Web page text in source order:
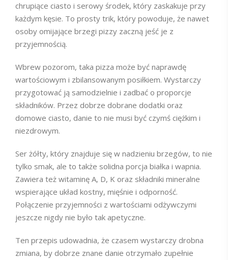
chrupiące ciasto i serowy środek, który zaskakuje przy
każdym kęsie. To prosty trik, który powoduje, że nawet
osoby omijające brzegi pizzy zaczną jeść je z
przyjemnością.
Wbrew pozorom, taka pizza może być naprawdę
wartościowym i zbilansowanym posiłkiem. Wystarczy
przygotować ją samodzielnie i zadbać o proporcje
składników. Przez dobrze dobrane dodatki oraz
domowe ciasto, danie to nie musi być czymś ciężkim i
niezdrowym.
Ser żółty, który znajduje się w nadzieniu brzegów, to nie
tylko smak, ale to także solidna porcja białka i wapnia.
Zawiera też witaminę A, D, K oraz składniki mineralne
wspierające układ kostny, mięśnie i odporność.
Połączenie przyjemności z wartościami odżywczymi
jeszcze nigdy nie było tak apetyczne.
Ten przepis udowadnia, że czasem wystarczy drobna
zmiana, by dobrze znane danie otrzymało zupełnie